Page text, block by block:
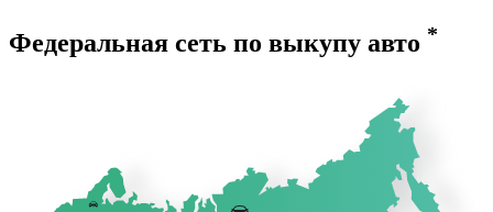
Федеральная сеть по выкупу авто *